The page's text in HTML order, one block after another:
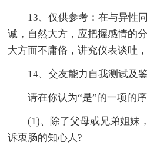
13、仅供参考：在与异性
诚，自然大方，应把握感情的
大方而不庸俗，讲究仪表谈吐
14、交友能力自我测试及鉴
请在你认为“是”的一项的序
(1)、除了父母或兄弟姐妹
诉衷肠的知心人?